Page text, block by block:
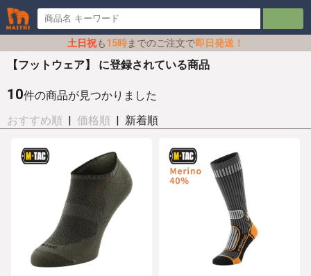
土日祝も15時までのご注文で即日発送！
【フットウェア】 に登録されている商品
10件の商品が見つかりました
おすすめ順 | 価格順 | 新着順